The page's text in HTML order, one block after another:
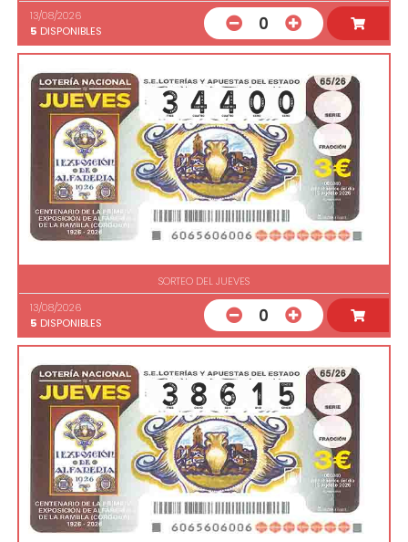
13/08/2026
5 DISPONIBLES 0
SORTEO DEL JUEVES
13/08/2026
5 DISPONIBLES 0